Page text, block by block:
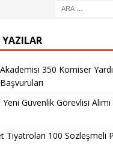
YAZILAR
350 Komiser
Başvuruları
Yeni Güvenlik Görevlisi
Tiyatroları 100 Sözleşmeli